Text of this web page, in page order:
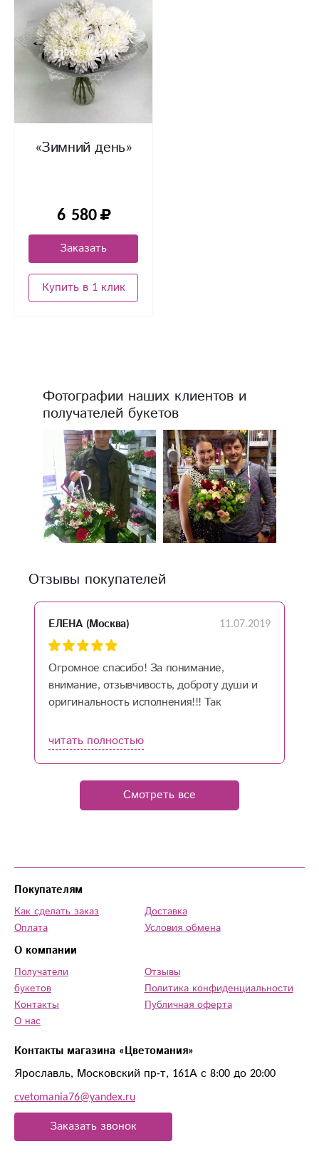
«Зимний день»
6 580
Заказать
Купить в 1 клик
Фотографии наших клиентов и
получателей букетов
Отзывы покупателей
ЕЛЕНА (Москва) 11.07.2019
Огромное спасибо! За понимание,
внимание, отзывчивость, доброту души и
оригинальность исполнения!!! Так
лично поздравить именинницу...... Но
благодаря Вам, Вашей оперативности,
Находясь в Москве, за 300 км. от Ярославля
мне удалось с вашей помощью исправить
СПАСИБО!!! и еще раз СПАСИБО!!! Удачи
Вам ... Вы - СУПЕР!!!!
читать полностью
Смотреть все
Контакты магазина «Цветомания»
Ярославль, Московский пр-т, 161А с 8:00 до 20:00
cvetomania76@yandex.ru
Заказать звонок
Покупателям
Как сделать заказ
Оплата
Доставка
Условия обмена
О компании
Получатели
букетов
Контакты
О нас
Отзывы
Политика конфиденциальности
Публичная оферта